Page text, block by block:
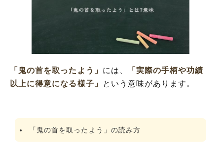
「鬼の首を取ったよう」の類語や類義語・
「鬼の首を取ったよう」 には、
「実際の手柄や功績
以上に得意になる様子」
という意味があります。
「鬼の首を取ったよう」の読み方